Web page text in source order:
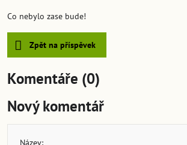
Co nebylo zase bude!
Zpět na příspěvek
Komentáře (0)
Nový komentář
Název: